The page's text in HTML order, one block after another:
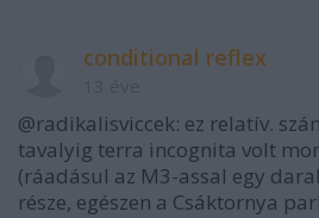
conditional reflex
@radikalisviccek: ez relatív.
tavalyig terra incognita volt
(ráadásul az M3-assal egy
része, egészen a Csáktornya